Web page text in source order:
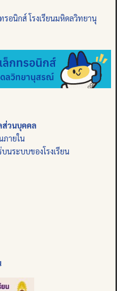
รอนิกส์ โรงเรียนมหิดลวิทยานุ
ส่วนบุคคล
ภายใน
นระบบของโรงเรียน